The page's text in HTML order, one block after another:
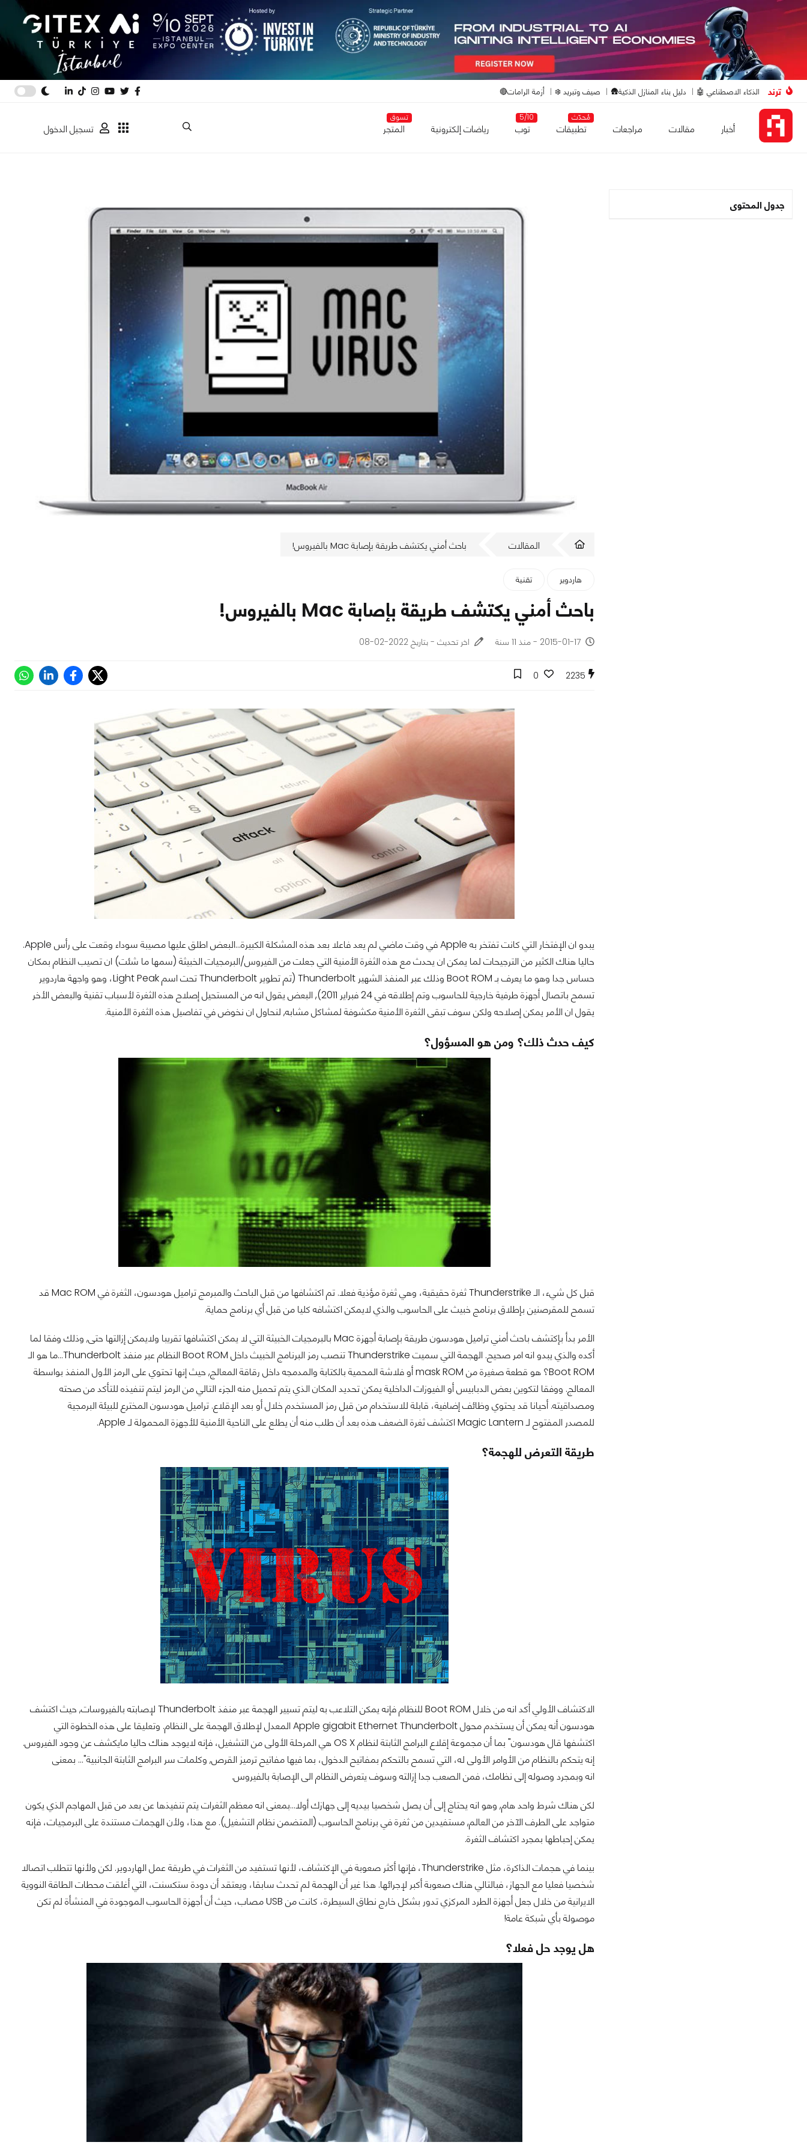
ترند الذكاء الاصطناعي 🤖 دليل بناء المنازل الذكية🛖 صيف وتبريد ❄️ أزمة الرامات🔴
أخبار مقالات مراجعات
مُحدّث
تطبيقات
5/10
توب رياضات إلكترونية
تسوق
المتجر تسجيل الدخول
جدول المحتوى
المقالات باحث أمني يكتشف طريقة بإصابة Mac بالفيروس!
هاردوير تقنية
باحث أمني يكتشف طريقة بإصابة Mac بالفيروس!
2015-01-17 - منذ 11 سنة اخر تحديث - بتاريخ 2022-02-08
2235
0
يبدو ان الإفتخار التي كانت تفتخر به Apple في وقت ماضي لم يعد فاعلا بعد هذه المشكلة الكبيرة...البعض اطلق عليها مصيبة سوداء وقعت على رأس Apple.
حاليا هناك الكثير من الترجيحات لما يمكن ان يحدث مع هذه الثغرة الأمنية التي جعلت من الفيروس/البرمجيات الخبيثة (سمها ما شئت) ان تصيب النظام بمكان
حساس جدا وهو ما يعرف بـ Boot ROM وذلك عبر المنفذ الشهير Thunderbolt (تم تطوير Thunderbolt تحت اسم Light Peak، وهو واجهة هاردوير
تسمح باتصال أجهزة طرفية خارجية للحاسوب وتم إطلاقه في 24 فبراير 2011), البعض يقول انه من المستحيل إصلاح هذه الثغرة لأسباب تقنية والبعض الأخر
يقول ان الأمر يمكن إصلاحه ولكن سوف تبقى الثغرة الأمنية مكشوفة لمشاكل مشابه, لنحاول ان نخوض في تفاصيل هذه الثغرة الأمنية.
كيف حدث ذلك؟ ومن هو المسؤول؟
قبل كل شيء، الـ Thunderstrike ثغرة حقيقية، وهي ثغرة مؤذية فعلا. تم اكتشافها من قبل الباحث والمبرمج تراميل هودسون، الثغرة في Mac ROM قد
تسمح للمقرصنين بإطلاق برنامج خبيث على الحاسوب والذي لايمكن اكتشافه كليا من قبل أي برنامج حماية.
الأمر بدأ بإكتشف باحث أمني تراميل هودسون طريقة بإصابة أجهزة Mac بالبرمجيات الخبيثة التي لا يمكن اكتشافها تقريبا ولايمكن إزالتها حتى, وذلك وفقا لما
أكده والذي يبدو انه امر صحيح. الهجمة التي سميت Thunderstrike تنصب رمز البرنامج الخبيث داخل Boot ROM النظام عبر منفذ Thunderbolt...ما هو الـ
Boot ROM؟ هو قطعة صغيرة من mask ROM أو فلاشة المحمية بالكتابة والمدمجه داخل رقاقة المعالج, حيث إنها تحتوي على الرمز الأول المنفذ بواسطة
المعالج. ووفقا لتكوين بعض الدبابيس أو الفيوزات الداخلية يمكن تحديد المكان الذي يتم تحميل منه الجزء التالي من الرمز ليتم تنفيذه للتأكد من صحته
ومصداقيته. أحيانا قد يحتوي وظائف إضافية، قابلة للاستخدام من قبل رمز المستخدم خلال أو بعد الإقلاع. تراميل هودسون المخترع للبيئة البرمجية
للمصدر المفتوح لـ Magic Lantern اكتشف ثغرة الضعف هذه بعد أن طلب منه أن يطلع على الناحية الأمنية للأجهزة المحمولة لـ Apple.
طريقة التعرض للهجمة؟
الاكتشاف الأولي أكد انه من خلال Boot ROM للنظام فإنه يمكن التلاعب به ليتم تسيير الهجمة عبر منفذ Thunderbolt لإصابته بالفيروسات, حيث
اكتشف
هودسون أنه يمكن أن يستخدم محول Apple gigabit Ethernet Thunderbolt المعدل لإطلاق الهجمة على النظام. وتعليقا على هذه الخطوة التي
اكتشفها قال هودسون" بما أن مجموعة إقلاع البرامج الثابتة لنظام OS X هي المرحلة الأولى من التشغيل، فإنه لايوجد هناك حاليا مايكشف عن وجود الفيروس.
إنه يتحكم بالنظام من الأوامر الأولى له، التي تسمح بالتحكم بمفاتيح الدخول، بما فيها مفاتيح ترميز القرص, وكلمات سر البرامج الثابتة الجانبية"... بمعنى
انه وبمجرد وصوله إلى نظامك، فمن الصعب جدا إزالته وسوف يتعرض النظام الى الإصابة بالفيروس.
لكن هناك شرط واحد هام, وهو انه يحتاج إلى أن يصل شخصيا بيديه إلى جهازك أولا...بمعنى انه معظم الثغرات يتم تنفيذها عن بعد من قبل المهاجم الذي يكون
متواجد على الطرف الآخر من العالم, مستفيدين من ثغرة في برنامج الحاسوب (المتضمن نظام التشغيل). مع هذا، ولأن الهجمات مستندة على البرمجيات، فإنه
يمكن إحباطها بمجرد اكتشاف الثغرة.
بينما في هجمات الذاكرة، مثل Thunderstrike، فإنها أكثر صعوبة في الإكتشاف، لأنها تستفيد من الثغرات في طريقة عمل الهاردوير. لكن ولأنها تتطلب اتصالا
شخصيا فعليا مع الجهاز، فبالتالي هناك صعوبة أكبر لإجرائها. هذا غير أن الهجمة لم تحدث سابقا، ويعتقد أن دودة ستكسنت، التي أغلقت محطات الطاقة النووية
الايرانية من خلال جعل أجهزة الطرد المركزي تدور بشكل خارج نطاق السيطرة، كانت من USB مصاب، حيث أن أجهزة الحاسوب الموجودة في المنشأة لم تكن
موصولة بأي شبكة عامة!
هل يوجد حل فعلا؟